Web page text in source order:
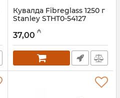
Кувалда Fibreglass 1250 г
Stanley STHT0-54127
37,00 ₼